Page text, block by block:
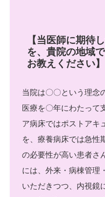
【当医師に期待
を、貴院の地域
お教えください】
当院は〇〇という理念
医療を〇年にわたって
ア病床ではポストアキ
を、療養病床では急性
の必要性が高い患者さ
には、外来・病棟管理
いただきつつ、内視鏡